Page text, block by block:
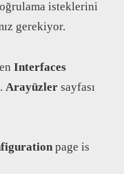
isteklerini
gerekiyor.
Interfaces
Arayüzler sayfası
page is